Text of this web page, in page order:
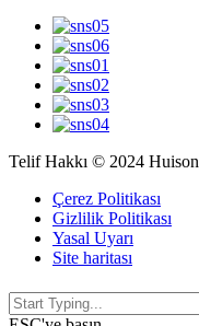
Telif Hakkı © 2024
Çerez Politikası
Gizlilik Politikası
Yasal Uyarı
Site haritası